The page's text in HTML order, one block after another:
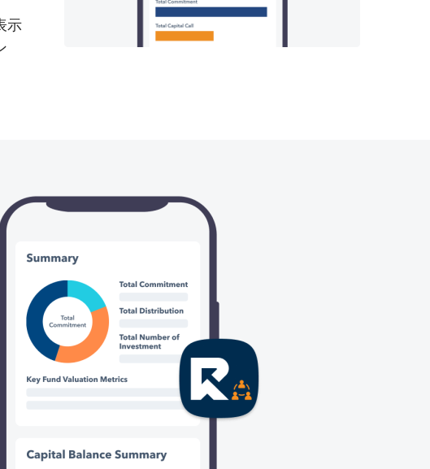
示